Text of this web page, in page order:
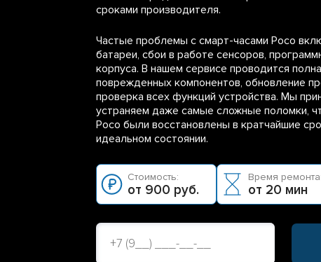
сроками производителя.
Частые проблемы с смарт-часами Poco
батареи, сбои в работе сенсоров,
корпуса. В нашем сервисе проводится
поврежденных компонентов, обновление
проверка всех функций устройства. Мы
устраняем даже самые сложные поломки,
Poco были восстановлены в кратчайшие
идеальном состоянии.
Стоимость:
от 900 руб.
Время ремонта:
от 20 мин